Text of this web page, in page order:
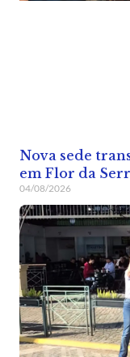
Nova sede
em Flor da
04/08/2026